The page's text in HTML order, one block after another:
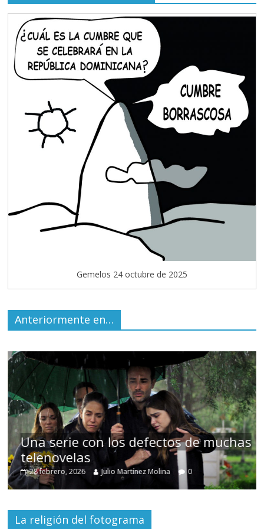
Gemelos 24 octubre de 2025
Anteriormente en…
muchas
Cuento de hadas interclasista
alta burguesía mexicana
30 diciembre, 2025 Julio Martínez Molina 0
La religión del fotograma